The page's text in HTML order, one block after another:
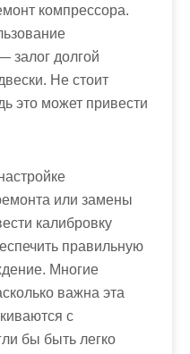
компрессора.
залог долгой
Не стоит
это может привести
или замены
калибровку
правильную
Многие
важна эта
с
бы быть легко